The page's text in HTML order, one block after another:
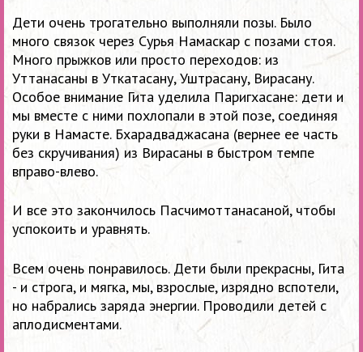
Дети очень трогательно выполняли позы. Было
много связок через Сурья Намаскар с позами стоя.
Много прыжков или просто переходов: из
Уттанасаны в Уткатасану, Уштрасану, Вирасану.
Особое внимание Гита уделила Паригхасане: дети и
мы вместе с ними похлопали в этой позе, соединяя
руки в Намасте. Бхарадваджасана (вернее ее часть
без скручивания) из Вирасаны в быстром темпе
вправо-влево.
И все это закончилось Пасчимоттанасаной, чтобы
успокоить и уравнять.
Всем очень понравилось. Дети были прекрасны, Гита
- и строга, и мягка, мы, взрослые, изрядно вспотели,
но набрались заряда энергии. Проводили детей с
аплодисментами.